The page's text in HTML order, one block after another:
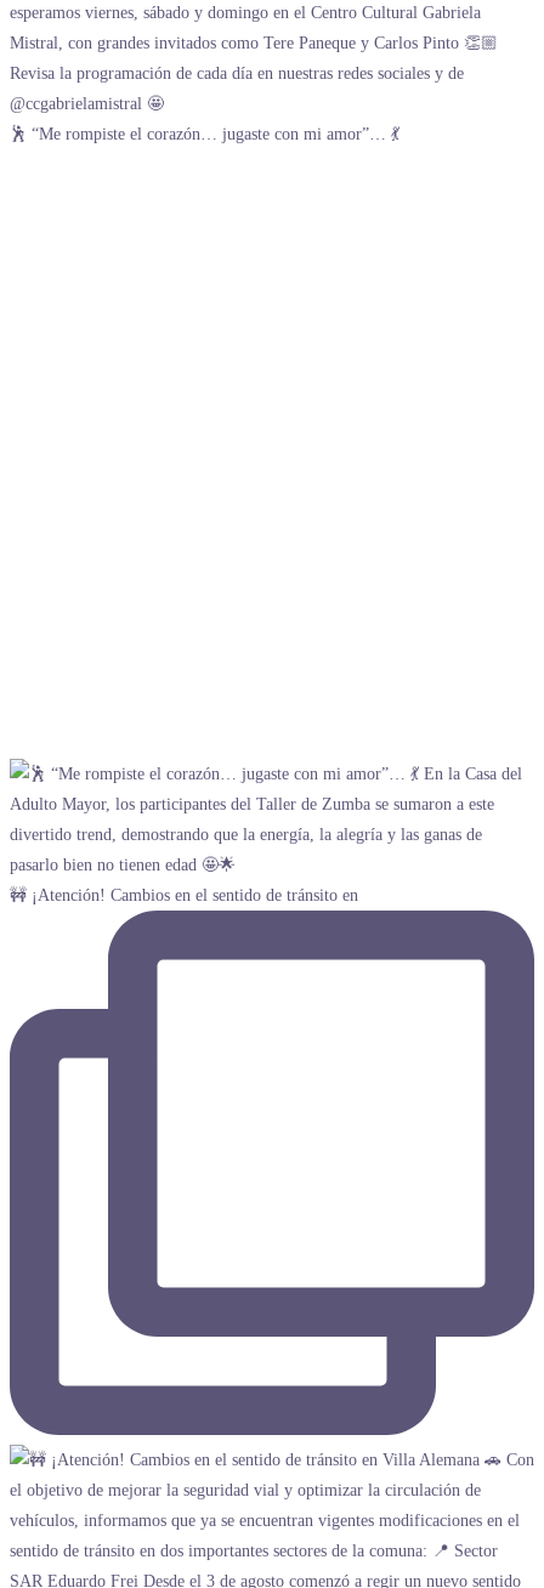
🕺 “Me rompiste el corazón… jugaste con mi amor”… 💃
🚧 ¡Atención! Cambios en el sentido de tránsito en